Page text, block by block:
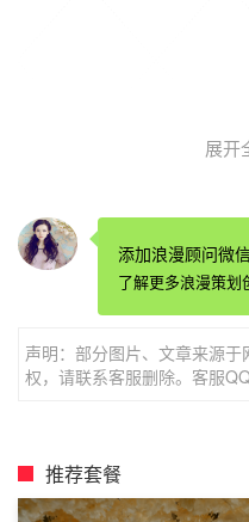
国庆节浪漫求婚点子
女人是水做的，过了二十
国庆这样的日子，亲自带
美容师一步步将她引导到
展开
添加浪漫顾问微
了解更多浪漫策划
声明：部分图片、文章来源
权，请联系客服删除。客服
推荐套餐